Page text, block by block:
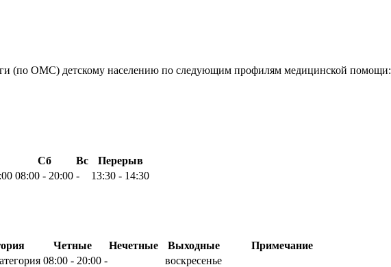
(по ОМС) детскому населению по следующим профилям медицинской помощи:
Сб Вс
Перерыв
08:00 - 20:00 - 13:30 - 14:30
Четные Нечетные Выходные
Примечание
08:00 - 20:00 -
воскресенье